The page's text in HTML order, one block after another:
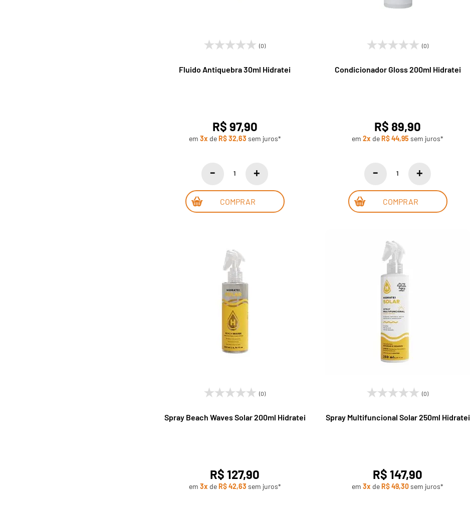
(0)
Fluido Antiquebra 30ml Hidratei
R$ 97,90
em 3x deR$ 32,63 sem juros*
COMPRAR
(0)
Condicionador Gloss 200ml Hidratei
R$ 89,90
em2x deR$ 44,95 sem juros*
COMPRAR
(0)
Spray Beach Waves Solar 200ml Hidratei
R$ 127,90
em 3x deR$ 42,63 sem juros*
(0)
Spray Multifuncional Solar 250ml Hidratei
R$ 147,90
em3x deR$ 49,30sem juros*